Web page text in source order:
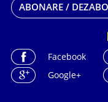
ABONARE /
Facebook
Google+